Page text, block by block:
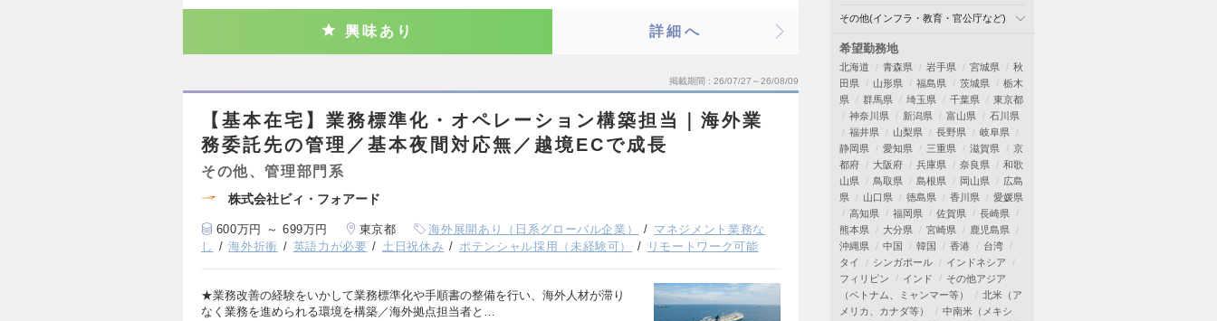
興味あり 詳細へ
掲載期間 26/07/27～26/08/09
【基本在宅】業務標準化・オペレーション構築担当｜海外業
務委託先の管理／基本夜間対応無／越境ECで成長
その他、管理部門系
株式会社ビィ・フォアード
600万円 ～ 699万円 東京都 海外展開あり（日系グローバル企業）
マネジメント業務な
し
海外折衝 英語力が必要 土日祝休み ポテンシャル採用（未経験可） リモートワーク可能
★業務改善の経験をいかして業務標準化や手順書の整備を行い、海外人材が滞り
なく業務を進められる環境を構築／海外拠点担当者と…
その他(インフラ・教育・官公庁など)
希望勤務地
北海道 青森県 岩手県 宮城県
秋
田県
山形県 福島県 茨城県
栃木
県
群馬県 埼玉県 千葉県
東京都
神奈川県
新潟県 富山県
石川県
福井県
山梨県 長野県
岐阜県
静岡県
愛知県 三重県 滋賀県
京
都府
大阪府 兵庫県 奈良県
和歌
山県
鳥取県 島根県 岡山県
広島
県
山口県 徳島県 香川県
愛媛県
高知県
福岡県 佐賀県
長崎県
熊本県
大分県 宮崎県
鹿児島県
沖縄県
中国 韓国 香港
台湾
タイ
シンガポール
インドネシア
フィリピン
インド
その他アジア
（ベトナム、ミャンマー等）
北米（ア
メリカ、カナダ等）
中南米（メキシ